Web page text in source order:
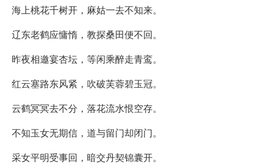
海上桃花千树开，麻姑一去不知来。
辽东老鹤应慵惰，教探桑田便不回。
昨夜相邀宴杏坛，等闲乘醉走青鸾。
红云塞路东风紧，吹破芙蓉碧玉冠。
云鹤冥冥去不分，落花流水恨空存。
不知玉女无期信，道与留门却闭门。
采女平明受事回，暗交丹契锦囊开。